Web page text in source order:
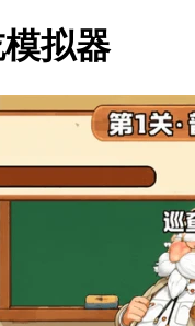
拟器